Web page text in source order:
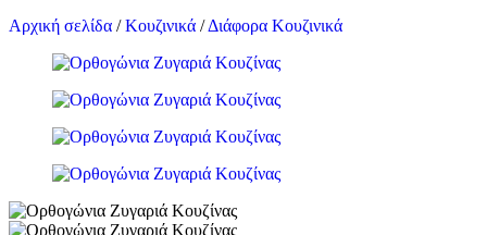
Αρχική σελίδα / Κουζινικά / Διάφορα Κουζινικά